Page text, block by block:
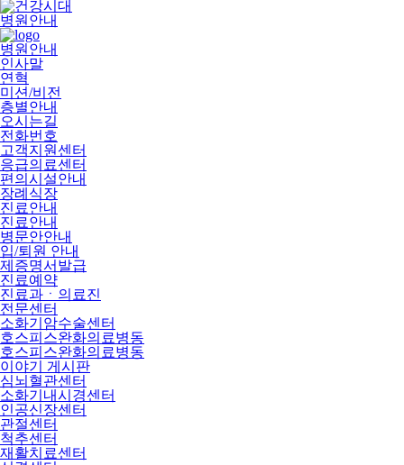
병원안내
병원안내
인사말
연혁
미션/비전
층별안내
오시는길
전화번호
고객지원센터
응급의료센터
편의시설안내
장례식장
진료안내
진료안내
병문안안내
입/퇴원 안내
제증명서발급
진료예약
진료과ㆍ의료진
전문센터
소화기암수술센터
호스피스완화의료병동
호스피스완화의료병동
이야기 게시판
심뇌혈관센터
소화기내시경센터
인공신장센터
관절센터
척추센터
재활치료센터